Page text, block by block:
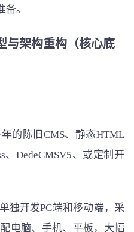
。
与架构重构（核心底
的陈旧CMS、静态HTML
、DedeCMSV5、或定制开
独开发PC端和移动端，采
电脑、手机、平板，大幅